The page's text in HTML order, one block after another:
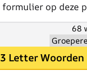
formulier op deze
68
3 Letter Woorden